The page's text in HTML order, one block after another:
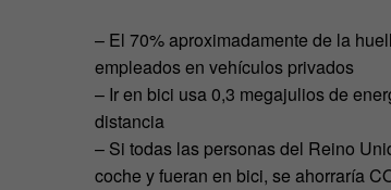
– El 70% aproximadamente de la
empleados en vehículos privados
– Ir en bici usa 0,3 megajulios de
distancia
– Si todas las personas del Reino
coche y fueran en bici, se ahorraría